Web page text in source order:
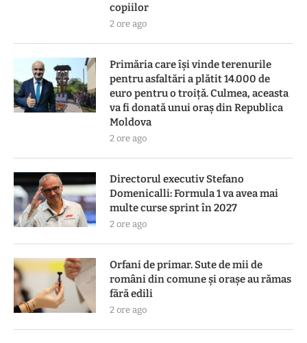
copiilor
2 ore ago
Primăria care își vinde terenurile
pentru asfaltări a plătit 14.000 de
euro pentru o troiță. Culmea, aceasta
va fi donată unui oraș din Republica
Moldova
2 ore ago
Directorul executiv Stefano
Domenicalli: Formula 1 va avea mai
multe curse sprint în 2027
2 ore ago
Orfani de primar. Sute de mii de
români din comune și orașe au rămas
fără edili
2 ore ago